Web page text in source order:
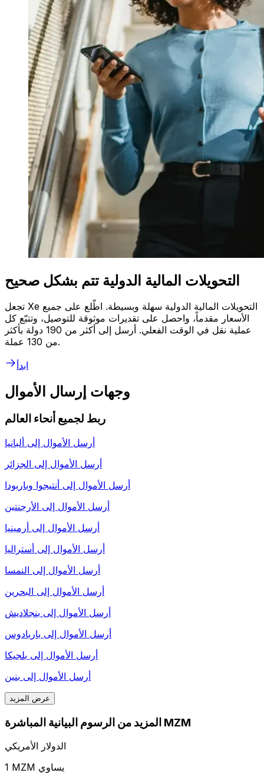
التحويلات المالية الدولية تتم بشكل صحيح
تجعل Xe التحويلات المالية الدولية سهلة وبسيطة. اطّلع على جميع
الأسعار مقدماً، واحصل على تقديرات موثوقة للتوصيل، وتتبّع كل
عملية نقل في الوقت الفعلي. أرسل إلى أكثر من 190 دولة بأكثر
من 130 عملة.
ابدأ
وجهات إرسال الأموال
ربط لجميع أنحاء العالم
أرسل الأموال إلى ألبانيا
أرسل الأموال إلى الجزائر
أرسل الأموال إلى أنتيجوا وباربودا
أرسل الأموال إلى الأرجنتين
أرسل الأموال إلى أرمينيا
أرسل الأموال إلى أستراليا
أرسل الأموال إلى النمسا
أرسل الأموال إلى البحرين
أرسل الأموال إلى بنجلاديش
أرسل الأموال إلى باربادوس
أرسل الأموال إلى بلجيكا
أرسل الأموال إلى بنين
عرض المزيد
المزيد من الرسوم البيانية المباشرة MZM
الدولار الأمريكي
1 MZM يساوي